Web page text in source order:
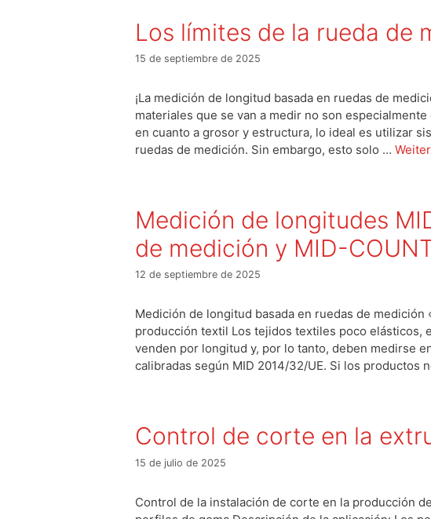
Los límites de la rueda de
15 de septiembre de 2025
¡La medición de longitud basada en ruedas de
materiales que se van a medir no son
en cuanto a grosor y estructura, lo ideal es utilizar
ruedas de medición. Sin embargo, esto solo …
Medición de longitudes
de medición y MID-
12 de septiembre de 2025
Medición de longitud basada en ruedas de
producción textil Los tejidos textiles poco elásticos,
venden por longitud y, por lo tanto, deben medirse
calibradas según MID 2014/32/UE. Si los productos
Control de corte en la
15 de julio de 2025
Control de la instalación de corte en la producción de